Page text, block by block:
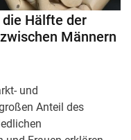
Hälfte der
Männern
und
Anteil des